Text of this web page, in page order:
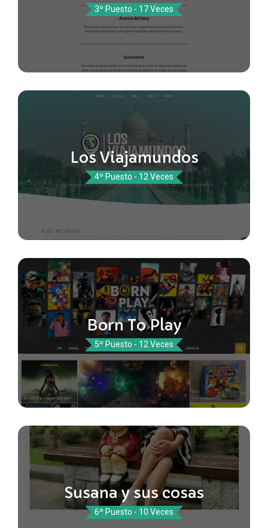
3º Puesto - 17 Veces
Los Viajamundos
4º Puesto - 12 Veces
Born To Play
5º Puesto - 12 Veces
Susana y sus cosas
6º Puesto - 10 Veces